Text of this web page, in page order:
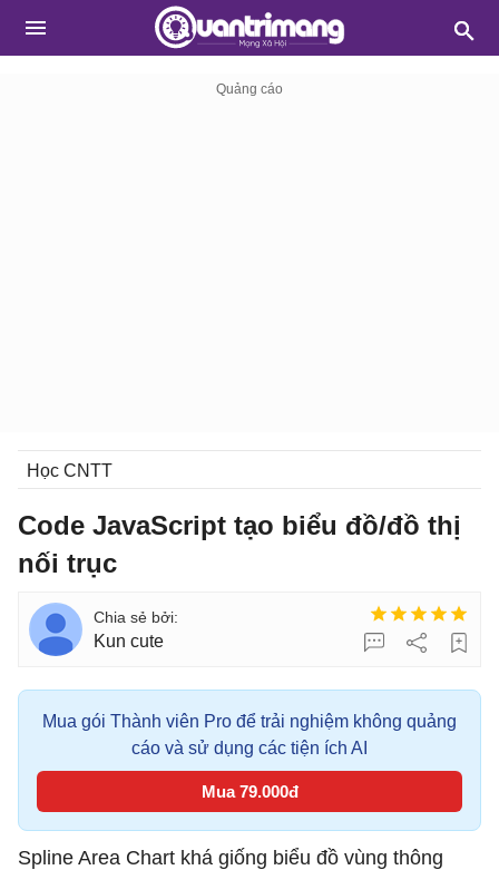
Học CNTT
Code JavaScript tạo biểu đồ/đồ thị
nối trục
Kun cute
Mua gói Thành viên Pro để trải nghiệm không quảng
cáo và sử dụng các tiện ích AI
Mua 79.000đ
Spline Area Chart khá giống biểu đồ vùng thông